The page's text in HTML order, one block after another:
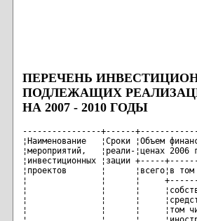
ПЕРЕЧЕНЬ
ПОДЛЕЖАЩИХ
НА 2007 - 2010 ГОДЫ
----------------+------
¦Наименование   ¦Сроки ¦Объем
¦мероприятий,   ¦реали-¦ценах
¦инвестиционных ¦зации +-----
¦проектов       ¦      ¦всего¦в
¦               ¦      ¦
¦               ¦      ¦
¦               ¦      ¦     ¦средства,
¦               ¦      ¦     ¦том числе